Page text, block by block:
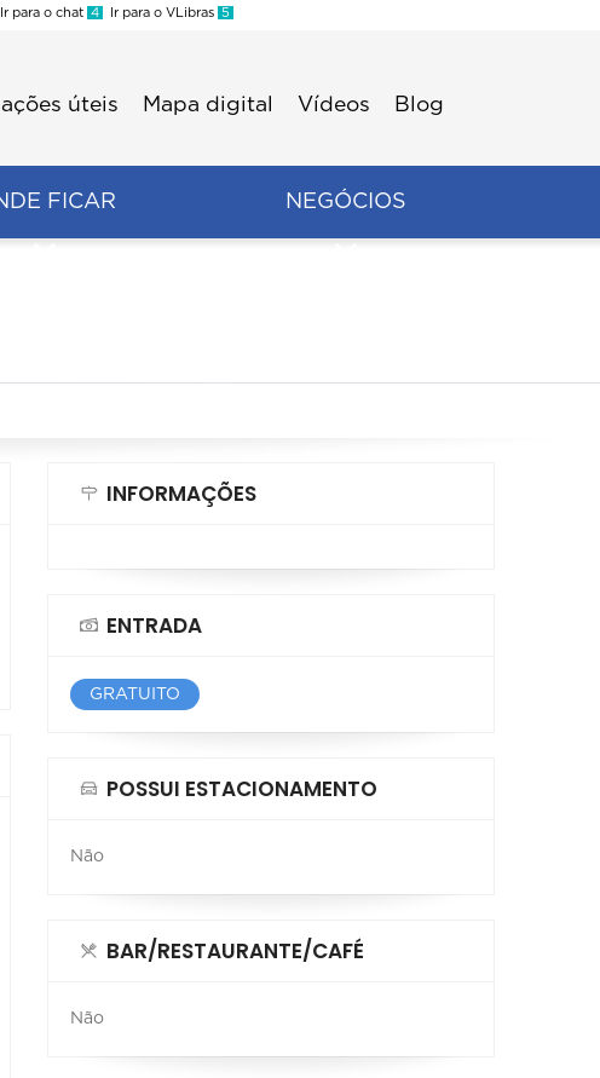
Ir para o chat 4 Ir para o VLibras 5
úteis Mapa digital Vídeos Blog
FICAR NEGÓCIOS
INFORMAÇÕES
ENTRADA
GRATUITO
POSSUI ESTACIONAMENTO
Não
BAR/RESTAURANTE/CAFÉ
Não